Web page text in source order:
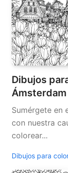
Dibujos
Ámsterdam
Sumérgete en
con nuestra
colorear...
Dibujos para